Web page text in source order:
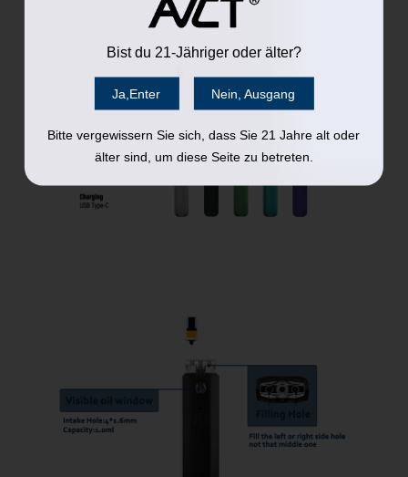
Bist du 21-Jähriger oder älter?
Ja,Enter Nein, Ausgang
Bitte vergewissern Sie sich, dass Sie 21 Jahre alt oder
älter sind, um diese Seite zu betreten.